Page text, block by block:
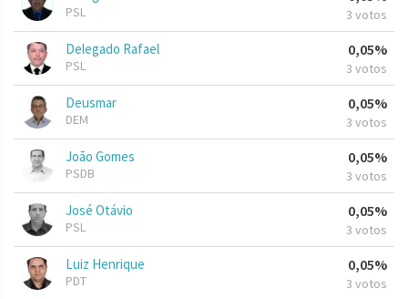
PSL 3 votos
Delegado Rafael
PSL
0,05%
3 votos
Deusmar
DEM
0,05%
3 votos
João Gomes
PSDB
0,05%
3 votos
José Otávio
PSL
0,05%
3 votos
Luiz Henrique
PDT
0,05%
3 votos